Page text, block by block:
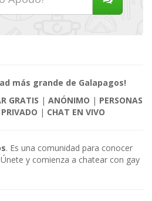
más grande de Galapagos!
GRATIS | ANÓNIMO | PERSONAS
| CHAT EN VIVO
. Es una comunidad para conocer
y comienza a chatear con gay